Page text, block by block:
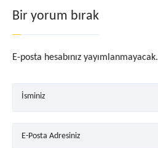
Bir yorum bırak
E-posta hesabınız yayımlanmayacak.
İsminiz
E-Posta Adresiniz